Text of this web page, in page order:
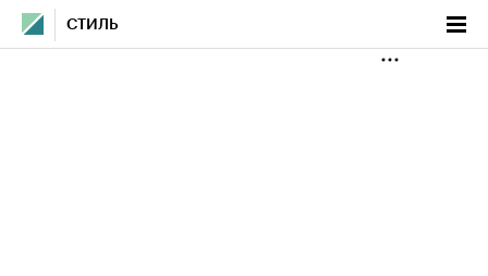
СТИЛЬ